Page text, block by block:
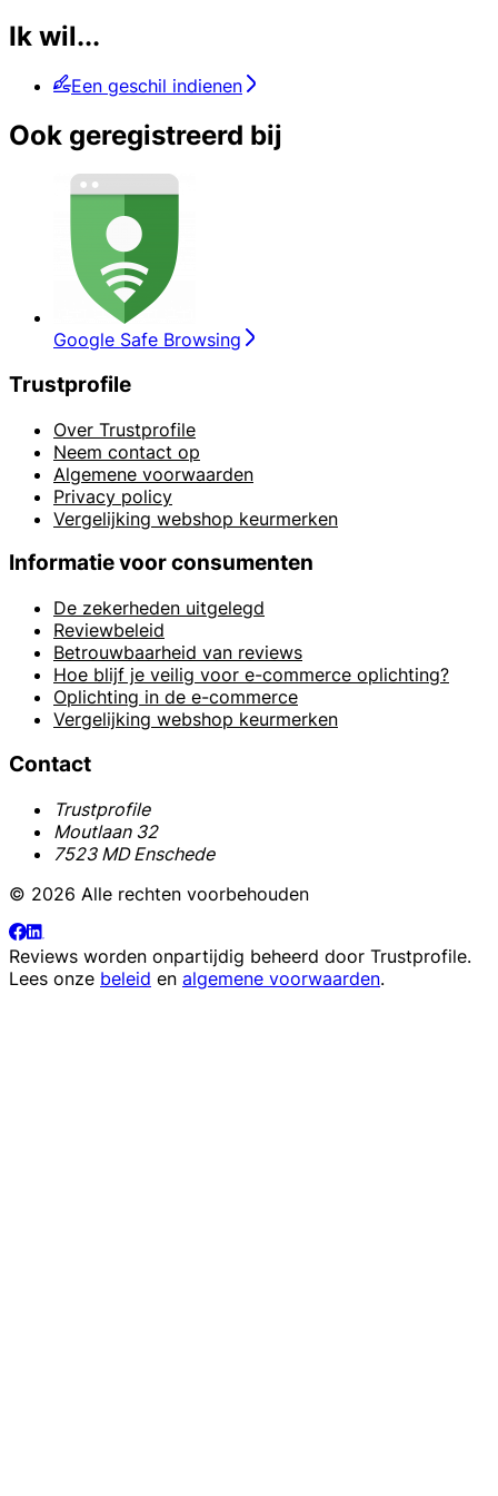
Ik wil...
Een geschil indienen
Ook geregistreerd bij
Google Safe Browsing
Trustprofile
Over Trustprofile
Neem contact op
Algemene voorwaarden
Privacy policy
Vergelijking webshop keurmerken
Informatie voor consumenten
De zekerheden uitgelegd
Reviewbeleid
Betrouwbaarheid van reviews
Hoe blijf je veilig voor e-commerce oplichting?
Oplichting in de e-commerce
Vergelijking webshop keurmerken
Contact
Trustprofile
Moutlaan 32
7523 MD Enschede
© 2026 Alle rechten voorbehouden
Reviews worden onpartijdig beheerd door Trustprofile.
Lees onze beleid en algemene voorwaarden.